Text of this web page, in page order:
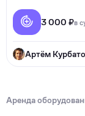
3 000 ₽в
Артём
Аренда